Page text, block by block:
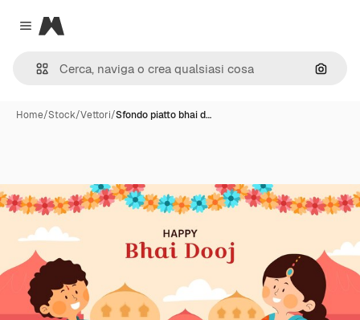
Close menu
Magnific
Cerca
Home/Stock/Vettori/Sfondo piatto bhai d…